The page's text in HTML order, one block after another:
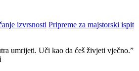
izvrsnosti Pripreme za majstorski ispit
umrijeti. Uči kao da ćeš živjeti vječno.”